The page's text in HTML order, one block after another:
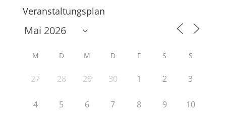
Veranstaltungsplan
M D M D F S S
27 28 29 30 1 2 3
4 5 6 7 8 9 10